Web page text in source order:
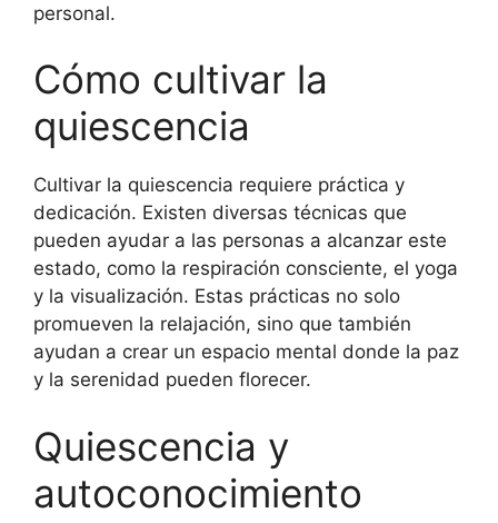
personal.
Cómo cultivar la
quiescencia
Cultivar la quiescencia requiere práctica y
dedicación. Existen diversas técnicas que
pueden ayudar a las personas a alcanzar este
estado, como la respiración consciente, el yoga
y la visualización. Estas prácticas no solo
promueven la relajación, sino que también
ayudan a crear un espacio mental donde la paz
y la serenidad pueden florecer.
Quiescencia y
autoconocimiento